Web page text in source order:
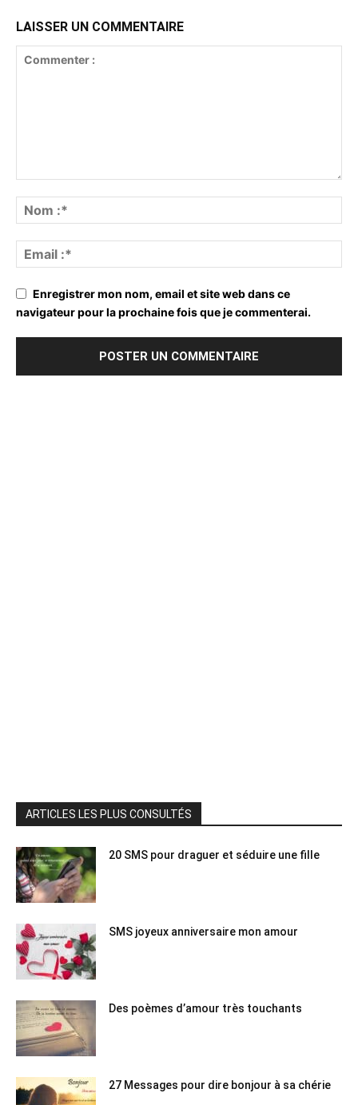
LAISSER UN COMMENTAIRE
Enregistrer mon nom, email et site web dans ce
navigateur pour la prochaine fois que je commenterai.
ARTICLES LES PLUS CONSULTÉS
20 SMS pour draguer et séduire une fille
SMS joyeux anniversaire mon amour
Des poèmes d’amour très touchants
27 Messages pour dire bonjour à sa chérie